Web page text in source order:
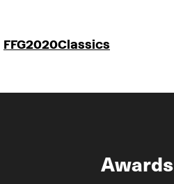
FFG2020Classics
Awards